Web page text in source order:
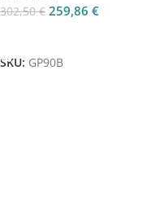
302,50€ 259,86 €
SKU: GP90B